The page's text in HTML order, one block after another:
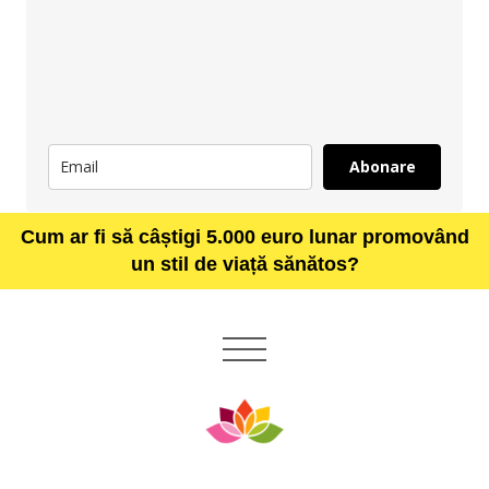
Abonare
Cum ar fi să câștigi 5.000 euro lunar promovând
un stil de viață sănătos?